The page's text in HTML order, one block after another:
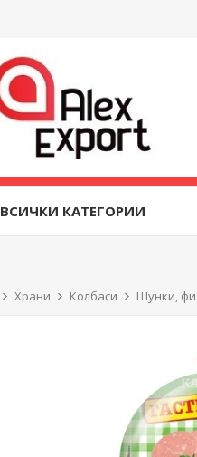
ВСИЧКИ КАТЕГОРИИ
Храни Колбаси Шунки,